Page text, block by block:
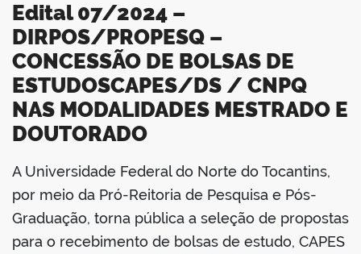
Edital 07/2024 –
DIRPOS/PROPESQ –
CONCESSÃO DE BOLSAS DE
ESTUDOSCAPES/DS / CNPQ
NAS MODALIDADES MESTRADO E
DOUTORADO
A Universidade Federal do Norte do Tocantins,
por meio da Pró-Reitoria de Pesquisa e Pós-
Graduação, torna pública a seleção de propostas
para o recebimento de bolsas de estudo, CAPES